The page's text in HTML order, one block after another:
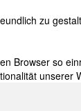
zu
Browser so
unserer